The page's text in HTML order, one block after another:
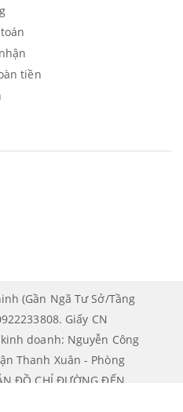
tiền
(Gần Ngã Tư Sở/Tầng
Giấy CN
doanh: Nguyễn Công
Thanh Xuân - Phòng
ĐỒ CHỈ ĐƯỜNG ĐẾN